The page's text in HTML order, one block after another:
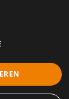
rights reserved.